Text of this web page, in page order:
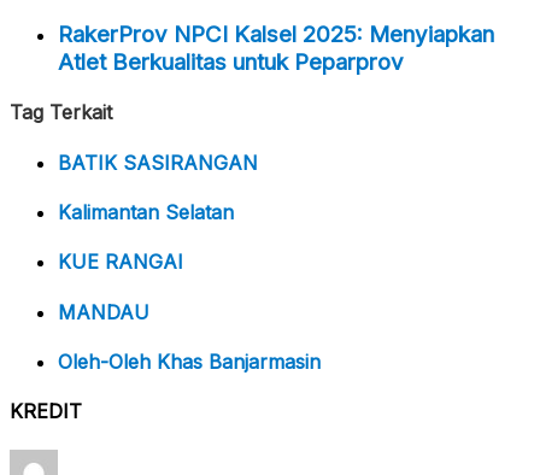
RakerProv NPCI Kalsel 2025: Menyiapkan
Atlet Berkualitas untuk Peparprov
Tag Terkait
BATIK SASIRANGAN
Kalimantan Selatan
KUE RANGAI
MANDAU
Oleh-Oleh Khas Banjarmasin
KREDIT